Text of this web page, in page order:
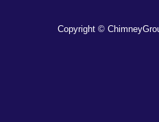
Copyright ©